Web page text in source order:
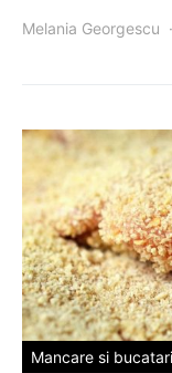
Melania Georgescu
Mancare si